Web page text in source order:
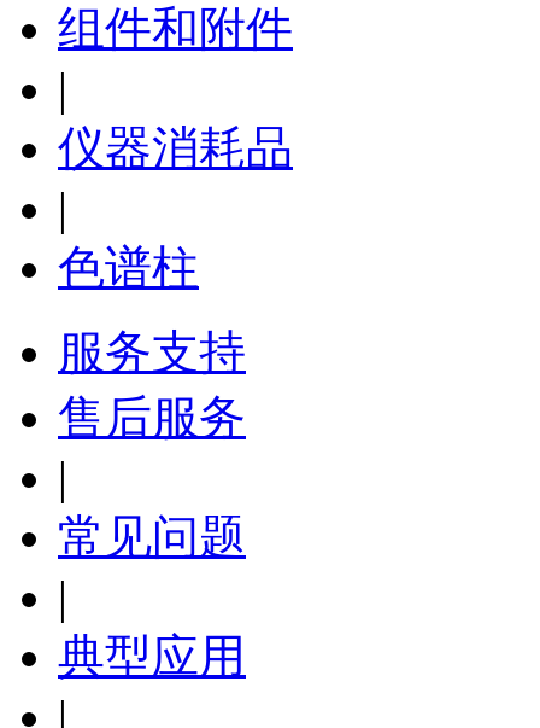
组件和附件
|
仪器消耗品
|
色谱柱
服务支持
售后服务
|
常见问题
|
典型应用
|